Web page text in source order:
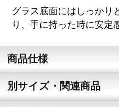
グラス底面にはしっかり
り、手に持った時に安定
商品仕様
別サイズ・関連商品